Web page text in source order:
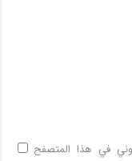
في هذا المتصفح